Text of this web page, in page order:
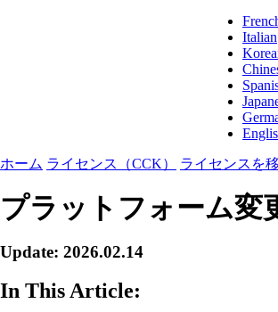
Italian
ホーム ライセンス（CCK） ライセンスを
プラットフォーム変
Update: 2026.02.14
In This Article: